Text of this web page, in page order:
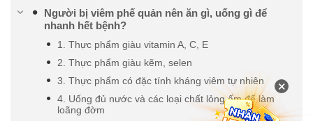
Người bị viêm phế quản nên ăn gì, uống gì để
nhanh hết bệnh?
1. Thực phẩm giàu vitamin A, C, E
2. Thực phẩm giàu kẽm, selen
3. Thực phẩm có đặc tính kháng viêm tự nhiên
4. Uống đủ nước và các loại chất lỏng ấm để làm
loãng đờm
×